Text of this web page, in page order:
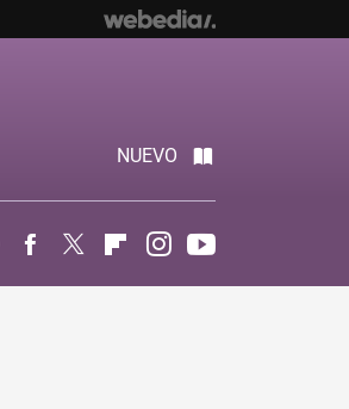
NUEVO
PinterestFacebook
Twitter FlipboardInstagram